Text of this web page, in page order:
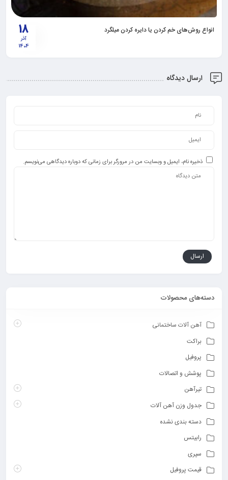
18
آذر
1404
انواع روش‌های خم کردن یا دایره کردن میلگرد
ارسال دیدگاه
ذخیره نام، ایمیل و وبسایت من در مرورگر برای زمانی که دوباره دیدگاهی می‌نویسم.
دسته‌های محصولات
آهن آلات ساختمانی
براکت
پروفیل
پوشش و اتصالات
تیرآهن
جدول وزن آهن آلات
دسته بندی نشده
رابیتس
سپری
قیمت پروفیل